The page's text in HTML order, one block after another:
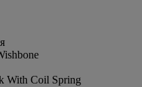
With Coil Spring